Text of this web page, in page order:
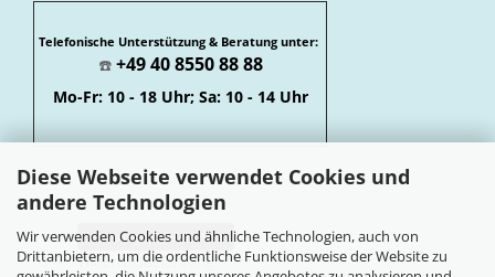
Diese Webseite verwendet Cookies und
andere Technologien
Wir verwenden Cookies und ähnliche Technologien, auch von
Drittanbietern, um die ordentliche Funktionsweise der Website zu
Telefonische Unterstützung & Beratung unter:
☎️ +49 40 8550 88 88
Mo-Fr: 10 - 18 Uhr; Sa: 10 - 14 Uhr
Vertrag widerrufen
Widerrufsbelehrung